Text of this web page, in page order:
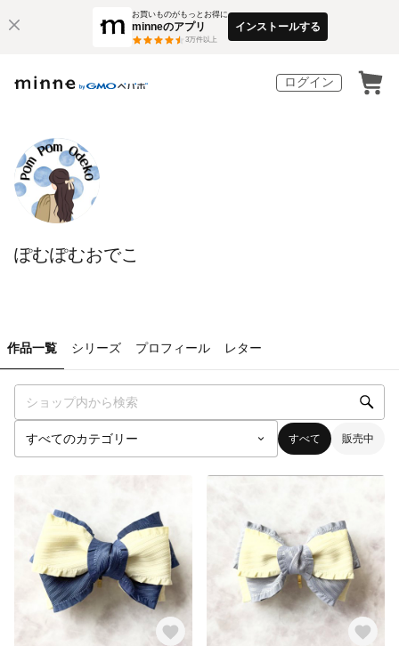
お買いものがもっとお得に
minneのアプリ
3万件以上
インストールする
ログイン
ぽむぽむおでこ
作品一覧 シリーズ プロフィール レター
すべて 販売中